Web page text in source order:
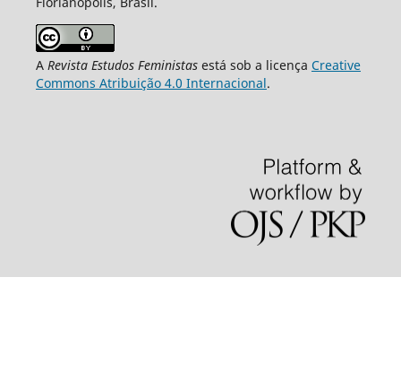
A Revista Estudos Feministasestá sob a licença Creative
Commons Atribuição 4.0 Internacional.